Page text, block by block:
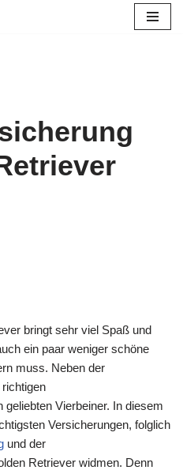
bringt sehr viel Spaß und
ein paar weniger schöne
muss. Neben der
Vierbeiner. In diesem
Versicherungen, folglich
und der
Retriever widmen. Denn